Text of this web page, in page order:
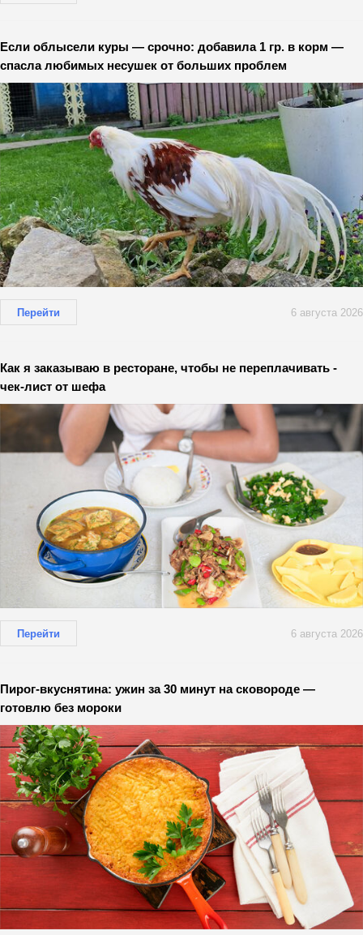
Если облысели куры — срочно: добавила 1 гр. в корм —
спасла любимых несушек от больших проблем
Перейти 6 августа 2026
Как я заказываю в ресторане, чтобы не переплачивать -
чек-лист от шефа
Перейти 6 августа 2026
Пирог-вкуснятина: ужин за 30 минут на сковороде —
готовлю без мороки